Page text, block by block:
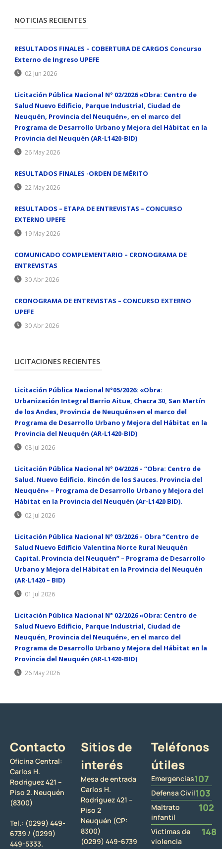
NOTICIAS RECIENTES
RESULTADOS FINALES – COBERTURA DE CARGOS Concurso
Externo de Ingreso UPEFE
02 Jun 2026
Licitación Pública Nacional N° 02/2026 «Obra: Centro de
Salud Nuevo Edificio, Parque Industrial, Ciudad de
Neuquén, Provincia del Neuquén», en el marco del
Programa de Desarrollo Urbano y Mejora del Hábitat en la
Provincia del Neuquén (AR-L1420-BID)
26 May 2026
RESULTADOS FINALES -ORDEN DE MÉRITO
22 May 2026
RESULTADOS – ETAPA DE ENTREVISTAS – CONCURSO
EXTERNO UPEFE
19 May 2026
COMUNICADO COMPLEMENTARIO – CRONOGRAMA DE
ENTREVISTAS
30 Abr 2026
CRONOGRAMA DE ENTREVISTAS – CONCURSO EXTERNO
UPEFE
30 Abr 2026
LICITACIONES RECIENTES
Licitación Pública Nacional N°05/2026: «Obra:
Urbanización Integral Barrio Aitue, Chacra 30, San Martín
de los Andes, Provincia de Neuquén»en el marco del
Programa de Desarrollo Urbano y Mejora del Hábitat en la
Provincia del Neuquén (AR-L1420-BID)
08 Jul 2026
Licitación Pública Nacional N° 04/2026 – “Obra: Centro de
Salud. Nuevo Edificio. Rincón de los Sauces. Provincia del
Neuquén» – Programa de Desarrollo Urbano y Mejora del
Hábitat en la Provincia del Neuquén (Ar-L1420 BID).
02 Jul 2026
Licitación Pública Nacional N° 03/2026 – Obra “Centro de
Salud Nuevo Edificio Valentina Norte Rural Neuquén
Capital. Provincia del Neuquén” – Programa de Desarrollo
Urbano y Mejora del Hábitat en la Provincia del Neuquén
(AR-L1420 – BID)
01 Jul 2026
Licitación Pública Nacional N° 02/2026 «Obra: Centro de
Salud Nuevo Edificio, Parque Industrial, Ciudad de
Neuquén, Provincia del Neuquén», en el marco del
Programa de Desarrollo Urbano y Mejora del Hábitat en la
Provincia del Neuquén (AR-L1420-BID)
26 May 2026
Contacto
Oficina Central:
Carlos H.
Rodriguez 421 –
Piso 2. Neuquén
(8300)
Tel.: (0299) 449-
6739 / (0299)
449-5333.
Sitios de
interés
Mesa de entrada
Carlos H.
Rodriguez 421 –
Piso 2
Neuquén (CP:
8300)
(0299) 449-6739
Teléfonos
útiles
Emergencias107
Defensa Civil103
Maltrato
infantil
102
Víctimas de
violencia
148